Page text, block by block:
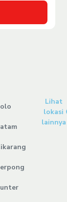
Lihat
lokasi
lainnya